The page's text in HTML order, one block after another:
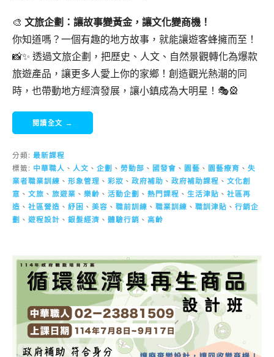
🎨 文旅企劃：讓故事變黃金，讓文化變商機！
你知道嗎？一個有趣的地方故事，就能讓遊客蜂擁而至！
📸✨ 透過文旅企劃，把歷史、人文、自然景觀轉化為爆款
旅遊產品，讓更多人愛上你的家鄉！創造觀光熱潮的同
時，也帶動地方經濟發展，讓小鎮成為大明星！🎭🎡
閱讀全文 →
分類: 最新課程
標籤: 中華職人 、 人文 、 企劃 、 勞動部 、 國發會 、 園藝 、 園藝療育 、 失
業者職業訓練 、 形象管理 、 彩妝 、 政府補助 、 政府補助課程 、 文化創
意 、 文旅 、 旅遊業 、 樂齡 、 活動企劃 、 熱門課程 、 生活津貼 、 社區再
造 、 社區營造 、 紓困 、 美容 、 職前訓練 、 職業訓練 、 職訓津貼 、 行銷企
劃 、 遊程設計 、 銀髮經濟 、 體驗行銷 、 高齡